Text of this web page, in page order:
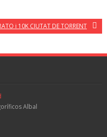
i 10K CIUTAT DE TORRENT